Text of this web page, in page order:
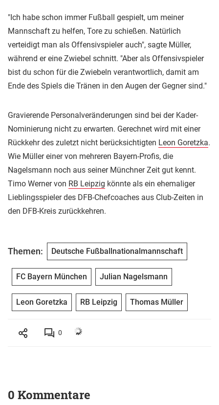
"Ich habe schon immer Fußball gespielt, um meiner
Mannschaft zu helfen, Tore zu schießen. Natürlich
verteidigt man als Offensivspieler auch", sagte Müller,
während er eine Zwiebel schnitt. "Aber als Offensivspieler
bist du schon für die Zwiebeln verantwortlich, damit am
Ende des Spiels die Tränen in den Augen der Gegner sind."
Gravierende Personalveränderungen sind bei der Kader-
Nominierung nicht zu erwarten. Gerechnet wird mit einer
Rückkehr des zuletzt nicht berücksichtigten Leon Goretzka.
Wie Müller einer von mehreren Bayern-Profis, die
Nagelsmann noch aus seiner Münchner Zeit gut kennt.
Timo Werner von RB Leipzig könnte als ein ehemaliger
Lieblingsspieler des DFB-Chefcoaches aus Club-Zeiten in
den DFB-Kreis zurückkehren.
Themen: Deutsche Fußballnationalmannschaft
FC Bayern München Julian Nagelsmann
Leon Goretzka RB Leipzig Thomas Müller
0
0 Kommentare